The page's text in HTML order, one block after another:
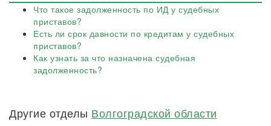
Что такое задолженность по ИД у судебных
приставов?
Есть ли срок давности по кредитам у судебных
приставов?
Как узнать за что назначена судебная
задолженность?
Другие отделы Волгоградской области